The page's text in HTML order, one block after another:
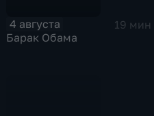
4 августа
19 мин
Барак Обама